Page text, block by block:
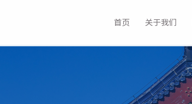
首页 关于我们